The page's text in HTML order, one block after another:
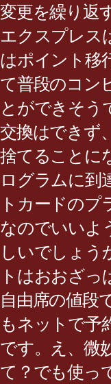
変更を繰り返
エクスプレス
はポイント移
て普段のコン
とができそう
交換はできず
捨てることに
ログラムに到
トカードのプ
なのでいいよ
しいでしょう
トはおおざっ
自由席の値段
もネットで予
です。え、微
て？でも使っ